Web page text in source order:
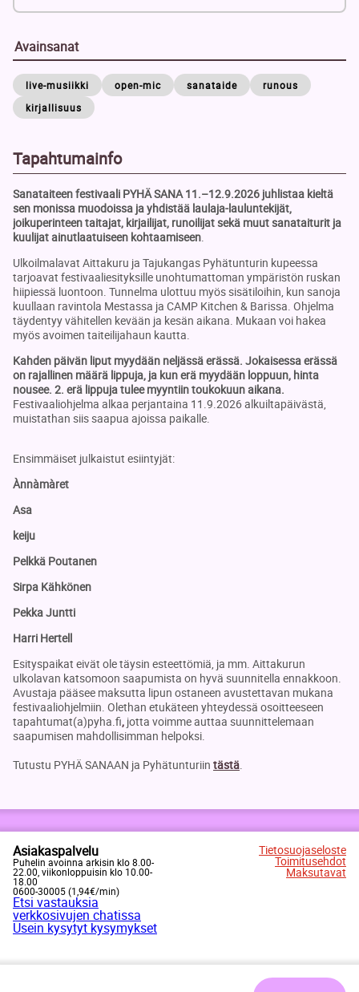
Tapahtumainfo
Sanataiteen festivaali PYHÄ SANA 11.–12.9.2026 juhlistaa kieltä
sen monissa muodoissa ja yhdistää laulaja-lauluntekijät,
joikuperinteen taitajat, kirjailijat, runoilijat sekä muut sanataiturit ja
kuulijat ainutlaatuiseen kohtaamiseen.
Ulkoilmalavat Aittakuru ja Tajukangas Pyhätunturin kupeessa
tarjoavat festivaaliesityksille unohtumattoman ympäristön ruskan
hiipiessä luontoon. Tunnelma ulottuu myös sisätiloihin, kun sanoja
kuullaan ravintola Mestassa ja CAMP Kitchen & Barissa. Ohjelma
täydentyy vähitellen kevään ja kesän aikana. Mukaan voi hakea
myös avoimen taiteilijahaun kautta.
Kahden päivän liput myydään neljässä erässä. Jokaisessa erässä
on rajallinen määrä lippuja, ja kun erä myydään loppuun, hinta
nousee. 2. erä lippuja tulee myyntiin toukokuun aikana.
Festivaaliohjelma alkaa perjantaina 11.9.2026 alkuiltapäivästä,
muistathan siis saapua ajoissa paikalle.
Ensimmäiset julkaistut esiintyjät:
Ànnàmàret
Asa
keiju
Pelkkä Poutanen
Sirpa Kähkönen
Pekka Juntti
Harri Hertell
Esityspaikat eivät ole täysin esteettömiä, ja mm. Aittakurun
ulkolavan katsomoon saapumista on hyvä suunnitella ennakkoon.
Avustaja pääsee maksutta lipun ostaneen avustettavan mukana
festivaaliohjelmiin. Olethan etukäteen yhteydessä osoitteeseen
tapahtumat(a)pyha.fi, jotta voimme auttaa suunnittelemaan
saapumisen mahdollisimman helpoksi.
Tutustu PYHÄ SANAAN ja Pyhätunturiin tästä.
Avainsanat
live-musiikki open-mic sanataide
runous
kirjallisuus
Asiakaspalvelu
Puhelin avoinna arkisin klo 8.00-
22.00, viikonloppuisin klo 10.00-
18.00
0600-30005 (1,94€/min)
Etsi vastauksia
verkkosivujen chatissa
Usein kysytyt kysymykset
Tietosuojaseloste
Toimitusehdot
Maksutavat